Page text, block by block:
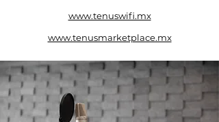
www.tenuswifi.mx
www.tenusmarketplace.mx